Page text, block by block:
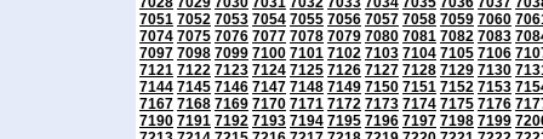
7051 7052 7053 7054 7055 7056 7057 7058 7059 7060
7074 7075 7076 7077 7078 7079 7080 7081 7082 7083
7097 7098 7099 7100 7101 7102 7103 7104 7105 7106
7121 7122 7123 7124 7125 7126 7127 7128 7129 7130
7144 7145 7146 7147 7148 7149 7150 7151 7152 7153
7167 7168 7169 7170 7171 7172 7173 7174 7175 7176
7190 7191 7192 7193 7194 7195 7196 7197 7198 7199